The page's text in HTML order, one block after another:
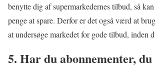
benytte dig af supermarkedernes tilbud, så
penge at spare. Derfor er det også værd at
at undersøge markedet for gode tilbud, inden
5. Har du abonnementer, du